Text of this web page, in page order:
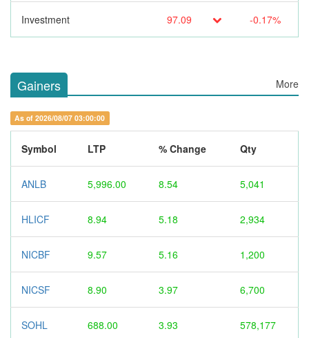
Investment 97.09 -0.17%
Gainers More
As of 2026/08/07 03:00:00
Symbol LTP % Change Qty
ANLB 5,996.00 8.54 5,041
HLICF 8.94 5.18 2,934
NICBF 9.57 5.16 1,200
NICSF 8.90 3.97 6,700
SOHL 688.00 3.93 578,177